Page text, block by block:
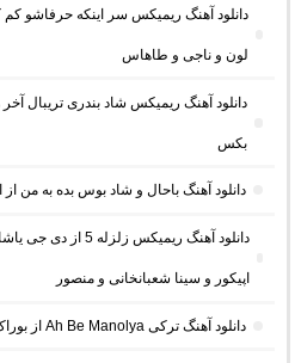
دانلود آهنگ ریمیکس سر اینکه حرفاشو
لون و ناجی و طاهاس
دانلود آهنگ ریمیکس شاد بندری تریبال
بکس
دانلود آهنگ باحال و شاد بوس بده به من از
دانلود آهنگ
اپیکور و سینا شعبانخانی و منصور
دانلود آهنگ ترکی Ah Be Manolya از بوراک بولوت